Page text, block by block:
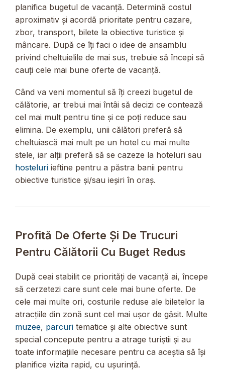
planifica bugetul de vacanță. Determină costul
aproximativ și acordă prioritate pentru cazare,
zbor, transport, bilete la obiective turistice și
mâncare. După ce îți faci o idee de ansamblu
privind cheltuielile de mai sus, trebuie să începi să
cauți cele mai bune oferte de vacanță.
Când va veni momentul să îți creezi bugetul de
călătorie, ar trebui mai întâi să decizi ce contează
cel mai mult pentru tine și ce poți reduce sau
elimina. De exemplu, unii călători preferă să
cheltuiască mai mult pe un hotel cu mai multe
stele, iar alții preferă să se cazeze la hoteluri sau
hosteluri ieftine pentru a păstra banii pentru
obiective turistice și/sau ieșiri în oraș.
Profită De Oferte Și De Trucuri
Pentru Călătorii Cu Buget Redus
După ceai stabilit ce priorități de vacanță ai, începe
să cerzetezi care sunt cele mai bune oferte. De
cele mai multe ori, costurile reduse ale biletelor la
atracțiile din zonă sunt cel mai ușor de găsit. Multe
muzee, parcuri tematice și alte obiective sunt
special concepute pentru a atrage turiștii și au
toate informațiile necesare pentru ca aceștia să își
planifice vizita rapid, cu ușurință.